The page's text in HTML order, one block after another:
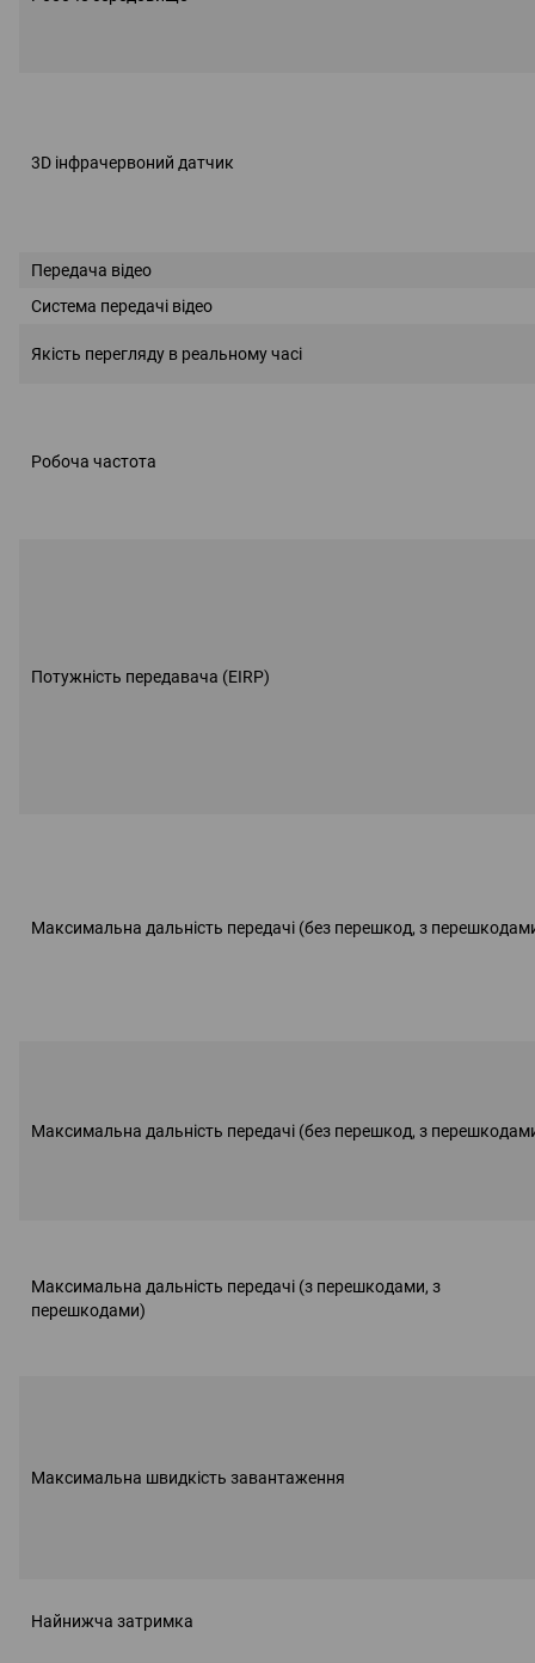
3D інфрачервоний датчик
Передача відео
Система передачі відео
Якість перегляду в реальному часі
Робоча частота
Потужність передавача (EIRP)
Максимальна дальність передачі (без перешкод, з
Максимальна дальність передачі (без перешкод, з
Максимальна дальність передачі (з перешкодами, з
перешкодами)
Максимальна швидкість завантаження
Найнижча затримка